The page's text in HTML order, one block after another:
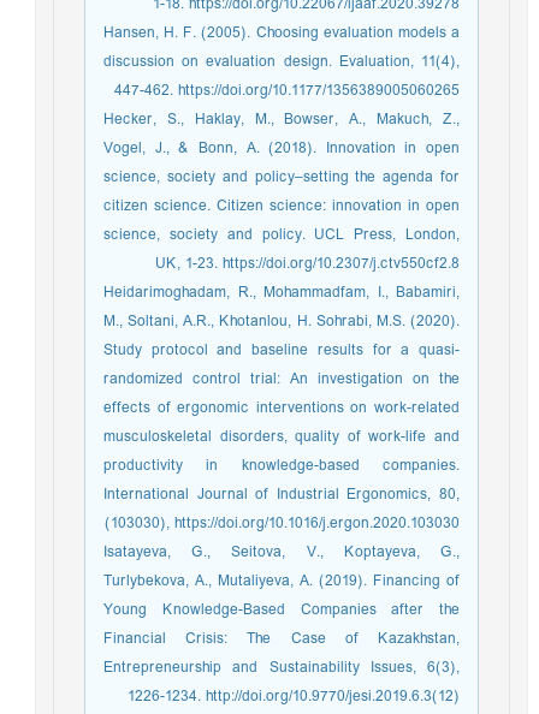
Hansen, H. F. (2005). Choosing evaluation models a
discussion on evaluation design. Evaluation, 11(4),
447-462. https://doi.org/10.1177/1356389005060265
Hecker, S., Haklay, M., Bowser, A., Makuch, Z.,
Vogel, J., & Bonn, A. (2018). Innovation in open
science, society and policy–setting the agenda for
citizen science. Citizen science: innovation in open
science, society and policy. UCL Press, London,
UK, 1-23. https://doi.org/10.2307/j.ctv550cf2.8
Heidarimoghadam, R., Mohammadfam, I., Babamiri,
M., Soltani, A.R., Khotanlou, H. Sohrabi, M.S. (2020).
Study protocol and baseline results for a quasi-
randomized control trial: An investigation on the
effects of ergonomic interventions on work-related
musculoskeletal disorders, quality of work-life and
productivity in knowledge-based companies.
International Journal of Industrial Ergonomics, 80,
(103030), https://doi.org/10.1016/j.ergon.2020.103030
Isatayeva, G., Seitova, V., Koptayeva, G.,
Turlybekova, A., Mutaliyeva, A. (2019). Financing of
Young Knowledge-Based Companies after the
Financial Crisis: The Case of Kazakhstan,
Entrepreneurship and Sustainability Issues, 6(3),
1226-1234. http://doi.org/10.9770/jesi.2019.6.3(12)